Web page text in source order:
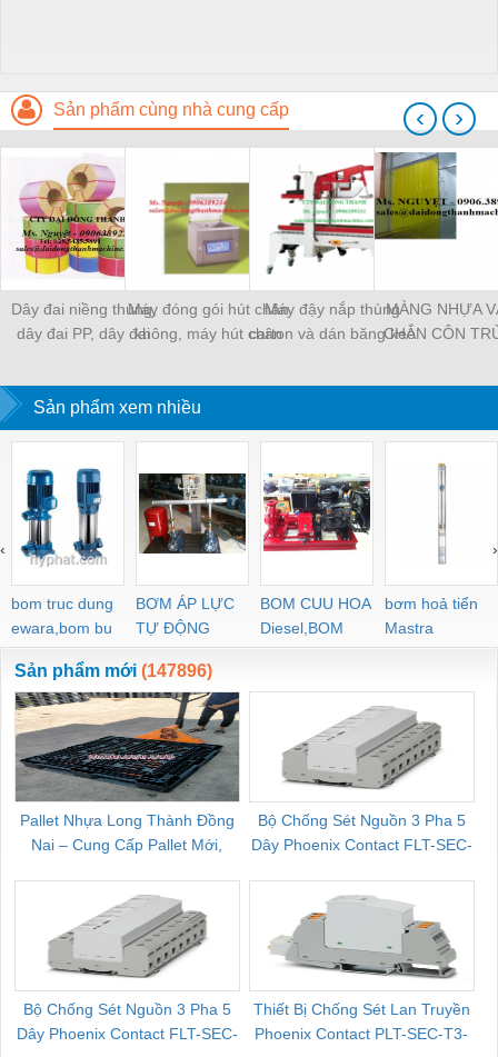
Sản phẩm cùng nhà cung cấp
Dây đai niềng thùng,
dây đai PP, dây đai
Máy đóng gói hút chân
không, máy hút chân
Máy đậy nắp thùng
carton và dán băng keo
MÀNG NHỰA
CHẮN CÔN
KHO LẠNH,
‹ ›
Sản phẩm xem nhiều
bom truc dung
ewara,bom bu
ewara
BƠM ÁP LỰC
TỰ ĐỘNG
BOM CUU HOA
Diesel,BOM
CHUA CHAY
bơm hoả tiển
Mastra
‹ ›
Sản phẩm mới (147896)
Pallet Nhựa Long Thành Đồng
Nai – Cung Cấp Pallet Mới,
Bộ Chống Sét Nguồn 3 Pha 5
Dây Phoenix Contact FLT-SEC-
Bộ Chống Sét Nguồn 3 Pha 5
Dây Phoenix Contact FLT-SEC-
Thiết Bị Chống Sét Lan Truyền
Phoenix Contact PLT-SEC-T3-